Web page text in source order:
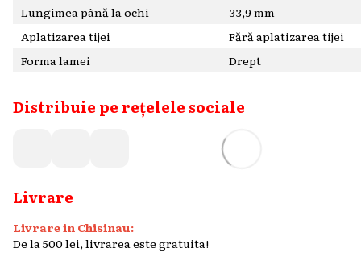
Lungimea până la ochi
33,9 mm
Aplatizarea tijei
Fără aplatizarea tijei
Forma lamei
Drept
Distribuie pe rețelele sociale
Livrare
Livrare in Chisinau:
De la 500 lei, livrarea este gratuita!